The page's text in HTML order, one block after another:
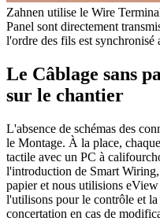
Zahnen utilise le Wire
Panel sont directement
l'ordre des fils est
Le Câblage sans
sur le chantier
L'absence de schémas des
le Montage. À la place,
tactile avec un PC à
l'introduction de Smart
papier et nous utilisions
l'utilisons pour le contrôle et
concertation en cas de